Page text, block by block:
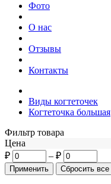
Фото
О нас
Отзывы
Контакты
Виды когтеточек
Когтеточка большая
Фильтр товара
Цена
₽
– ₽